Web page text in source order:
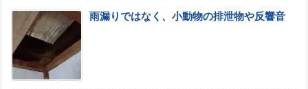
雨漏りではなく、小動物の排泄物や反響音